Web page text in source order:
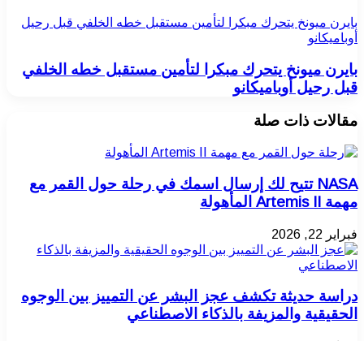
بايرن ميونخ يتحرك مبكرا لتأمين مستقبل خطه الخلفي قبل رحيل
أوباميكانو
بايرن ميونخ يتحرك مبكرا لتأمين مستقبل خطه الخلفي
قبل رحيل أوباميكانو
مقالات ذات صلة
NASA تتيح لك إرسال اسمك في رحلة حول القمر مع
مهمة Artemis II المأهولة
فبراير 22, 2026
دراسة حديثة تكشف عجز البشر عن التمييز بين الوجوه
الحقيقية والمزيفة بالذكاء الاصطناعي